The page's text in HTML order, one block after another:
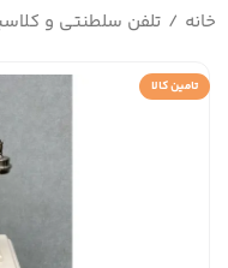
خانه تلفن سلطنتی و
تامین کالا